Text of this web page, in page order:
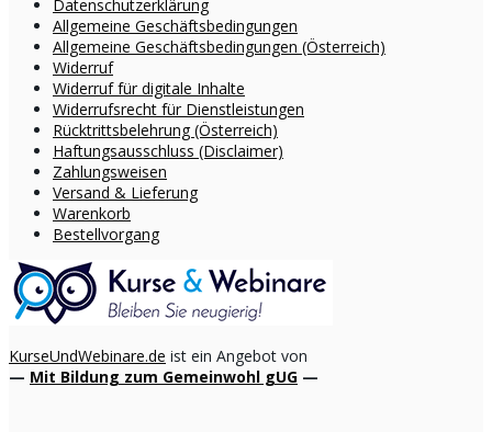
Datenschutzerklärung
Allgemeine Geschäftsbedingungen
Allgemeine Geschäftsbedingungen (Österreich)
Widerruf
Widerruf für digitale Inhalte
Widerrufsrecht für Dienstleistungen
Rücktrittsbelehrung (Österreich)
Haftungsausschluss (Disclaimer)
Zahlungsweisen
Versand & Lieferung
Warenkorb
Bestellvorgang
KurseUndWebinare.de ist ein Angebot von
— Mit Bildung zum Gemeinwohl gUG —